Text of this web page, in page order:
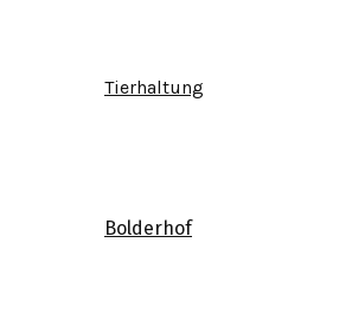
Tierhaltung
Bolderhof